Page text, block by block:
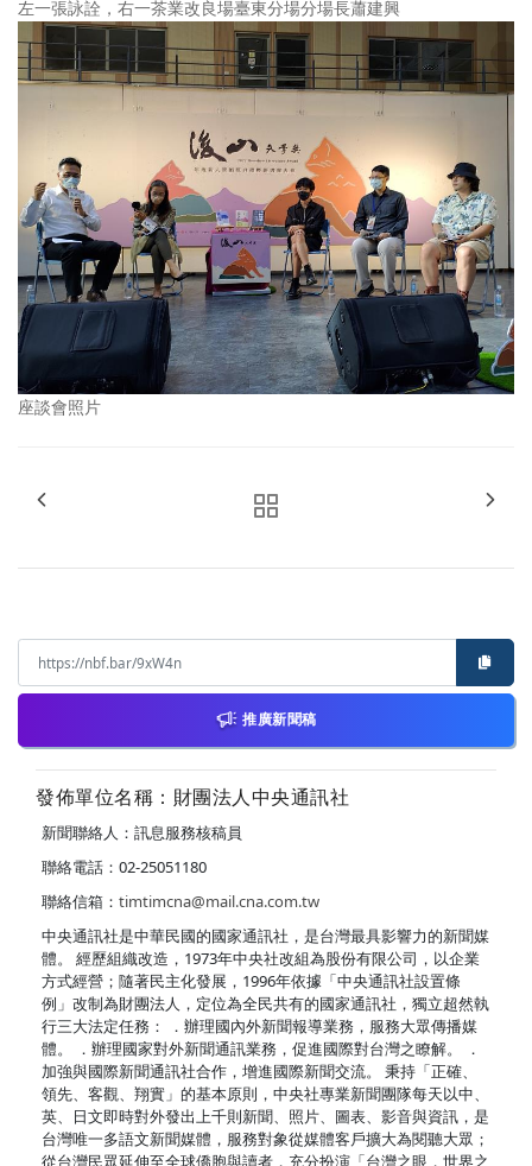
左一張詠詮，右一茶業改良場臺東分場分場長蕭建興
座談會照片
推廣新聞稿
發佈單位名稱：財團法人中央通訊社
新聞聯絡人：訊息服務核稿員
聯絡電話：02-25051180
聯絡信箱： timtimcna@mail.cna.com.tw
中央通訊社是中華民國的國家通訊社，是台灣最具影響力的新聞媒
體。 經歷組織改造，1973年中央社改組為股份有限公司，以企業
方式經營；隨著民主化發展，1996年依據「中央通訊社設置條
例」改制為財團法人，定位為全民共有的國家通訊社，獨立超然執
行三大法定任務： ．辦理國內外新聞報導業務，服務大眾傳播媒
體。 ．辦理國家對外新聞通訊業務，促進國際對台灣之瞭解。 ．
加強與國際新聞通訊社合作，增進國際新聞交流。 秉持「正確、
領先、客觀、翔實」的基本原則，中央社專業新聞團隊每天以中、
英、日文即時對外發出上千則新聞、照片、圖表、影音與資訊，是
台灣唯一多語文新聞媒體，服務對象從媒體客戶擴大為閱聽大眾；